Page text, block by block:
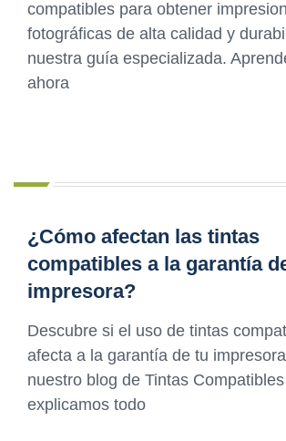
compatibles para obtener
fotográficas de alta calidad y
nuestra guía especializada.
ahora
¿Cómo afectan las tintas
compatibles a la garantía
impresora?
Descubre si el uso de tintas
afecta a la garantía de tu
nuestro blog de Tintas
explicamos todo